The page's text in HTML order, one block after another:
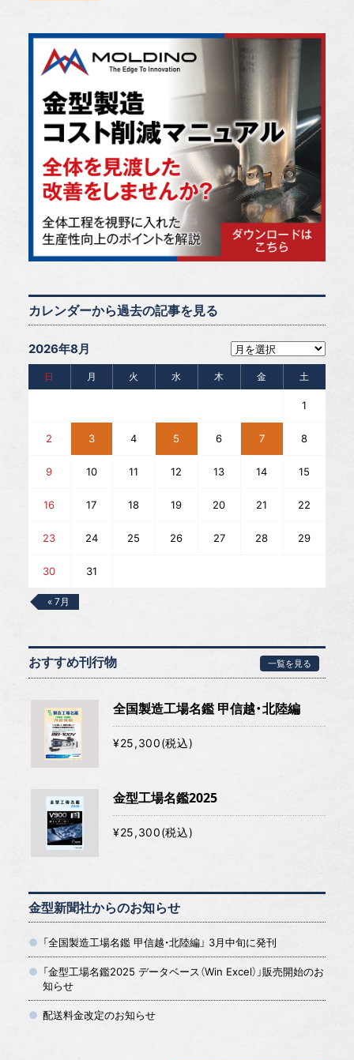
カレンダーから過去の記事を見る
2026年8月
日 月 火 水 木 金 土
1
2 3 4 5 6 7 8
9 10 11 12 13 14 15
16 17 18 19 20 21 22
23 24 25 26 27 28 29
30 31
« 7月
おすすめ刊行物 一覧を見る
全国製造工場名鑑 甲信越・北陸編
¥25,300(税込)
金型工場名鑑2025
¥25,300(税込)
金型新聞社からのお知らせ
「全国製造工場名鑑 甲信越・北陸編」 3月中旬に発刊
「金型工場名鑑2025 データベース（Win Excel）」販売開始のお
知らせ
配送料金改定のお知らせ